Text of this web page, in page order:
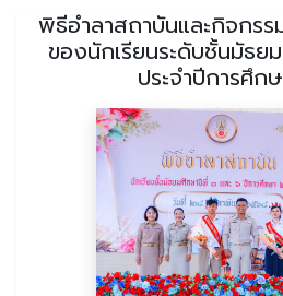
พิธีอำลาสถาบันและกิจกร
ของนักเรียนระดับชั้นมัธย
ประจำปีการศึก